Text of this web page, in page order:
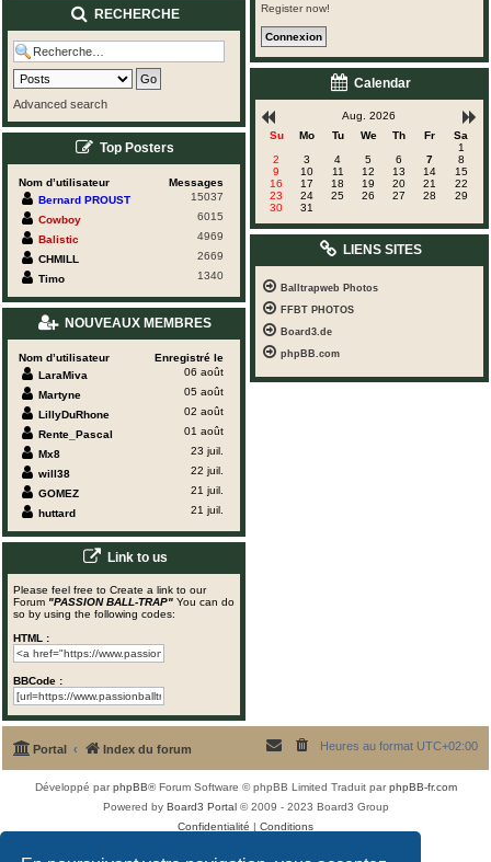
RECHERCHE
Advanced search
Top Posters
Nom d’utilisateur
Messages
Bernard PROUST
15037
Cowboy
6015
Balistic
4969
CHMILL
2669
Timo
1340
NOUVEAUX MEMBRES
Nom d’utilisateur
Enregistré le
LaraMiva
06 août
Martyne
05 août
LillyDuRhone
02 août
Rente_Pascal
01 août
Mx8
23 juil.
will38
22 juil.
GOMEZ
21 juil.
huttard
21 juil.
Link to us
Please feel free to Create a link to our
Forum "PASSION BALL-TRAP" You can do
so by using the following codes:
HTML :
BBCode :
Register now!
Calendar
Aug. 2026
Su
Mo Tu We Th Fr
Sa
1
2
3 4 5 6 7
8
9
10 11 12 13 14
15
16
17 18 19 20 21
22
23
24 25 26 27 28
29
30
31
LIENS SITES
Balltrapweb Photos
FFBT PHOTOS
Board3.de
phpBB.com
Portal Index du forum Heures au format UTC+02:00
Développé parphpBB® Forum Software © phpBB Limited Traduit parphpBB-fr.com
Powered by Board3 Portal© 2009 - 2023 Board3 Group
Confidentialité | Conditions